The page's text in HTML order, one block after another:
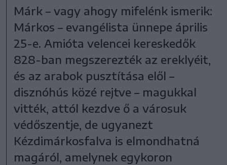
Márk – vagy ahogy mifelénk ismerik:
Márkos – evangélista ünnepe április
25-e. Amióta velencei kereskedők
828-ban megszerezték az ereklyéit,
és az arabok pusztítása elől –
disznóhús közé rejtve – magukkal
vitték, attól kezdve ő a városuk
védőszentje, de ugyanezt
Kézdimárkosfalva is elmondhatná
magáról, amelynek egykoron